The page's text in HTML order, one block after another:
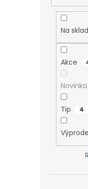
Na
Akce
Novinka
Tip 4